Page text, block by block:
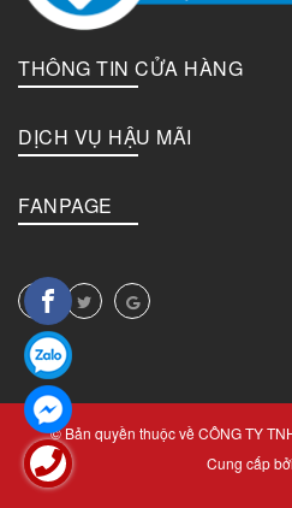
THÔNG TIN CỬA HÀNG
DỊCH VỤ HẬU MÃI
FANPAGE
© Bản quyền thuộc về CÔNG TY
Cung cấp bởi